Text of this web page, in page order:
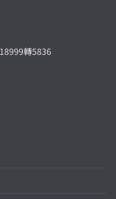
轉5836